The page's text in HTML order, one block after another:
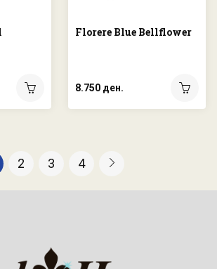
Florere Blue Bellflower
8.750 ден.
2 3 4